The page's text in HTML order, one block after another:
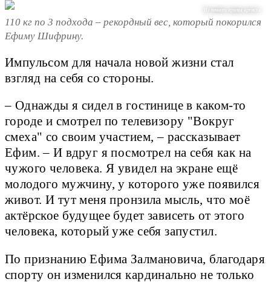
Из личного архива артиста
110 кг по 3 подхода – рекордный вес, который покорился
Ефиму Шифрину.
Импульсом для начала новой жизни стал
взгляд на себя со стороны.
– Однажды я сидел в гостинице в каком-то
городе и смотрел по телевизору "Вокруг
смеха" со своим участием, – рассказывает
Ефим. – И вдруг я посмотрел на себя как на
чужого человека. Я увидел на экране ещё
молодого мужчину, у которого уже появился
живот. И тут меня пронзила мысль, что моё
актёрское будущее будет зависеть от этого
человека, который уже себя запустил.
По признанию Ефима Залмановича, благодаря
спорту он изменился кардинально не только